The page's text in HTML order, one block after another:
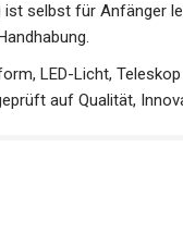
ist selbst für Anfänger
LED-Licht,
auf Qualität,